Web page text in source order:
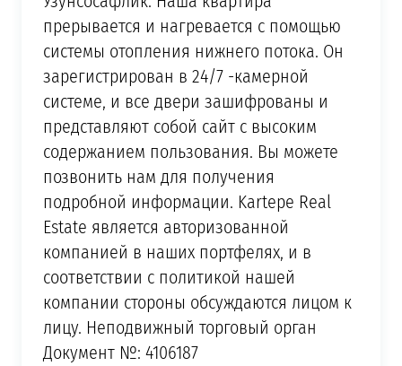
прерывается и нагревается с помощью
системы отопления нижнего потока. Он
зарегистрирован в 24/7 -камерной
системе, и все двери зашифрованы и
представляют собой сайт с высоким
содержанием пользования. Вы можете
позвонить нам для получения
подробной информации. Kartepe Real
Estate является авторизованной
компанией в наших портфелях, и в
соответствии с политикой нашей
компании стороны обсуждаются лицом к
лицу. Неподвижный торговый орган
Документ №: 4106187